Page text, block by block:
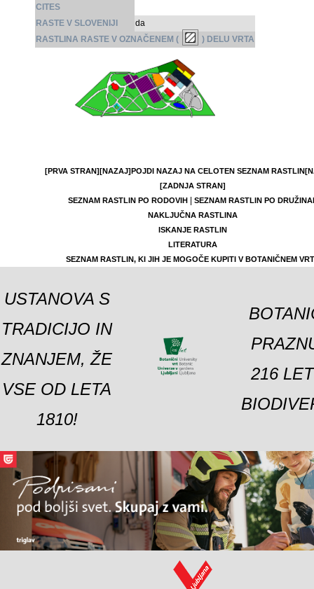
CITES
RASTE V SLOVENIJI
da
RASTLINA RASTE V OZNAČENEM (
) DELU VRTA
[PRVA STRAN][NAZAJ]POJDI NAZAJ NA CELOTEN SEZNAM RASTLIN
[ZADNJA STRAN]
SEZNAM RASTLIN PO RODOVIH|
SEZNAM RASTLIN PO
NAKLJUČNA RASTLINA
ISKANJE RASTLIN
LITERATURA
SEZNAM RASTLIN, KI JIH JE MOGOČE KUPITI V BOTANIČNEM
USTANOVA S
TRADICIJO IN
ZNANJEM, ŽE
VSE OD LETA
1810!
216